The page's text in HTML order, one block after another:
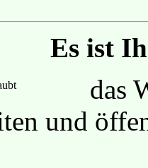
Es ist
das
und